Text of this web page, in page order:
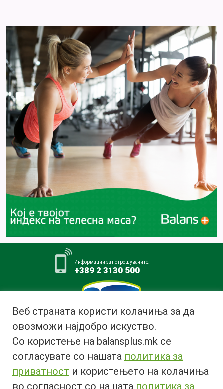
Информации за потрошувачите:
+389 2 3130 500
Млекара АД Битола
ул. Ѓурчин Наумов Пљакот бр.1,
7000 Битола, Република
Македонија
Тел:+389 47 226 380
Веб страната користи колачиња за да
овозможи најдобро искуство.
Со користење на balansplus.mk се
согласувате со нашата политика за
приватност и користењето на колачиња
во согласност со нашата политика за